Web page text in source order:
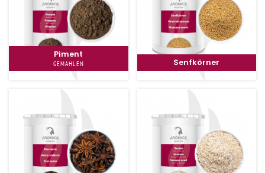
Piment
GEMAHLEN Senfkörner